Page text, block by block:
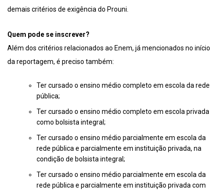
demais critérios de exigência do Prouni.
Quem pode se inscrever?
Além dos critérios relacionados ao Enem, já mencionados no início
da reportagem, é preciso também:
Ter cursado o ensino médio completo em escola da rede
pública;
Ter cursado o ensino médio completo em escola privada
como bolsista integral;
Ter cursado o ensino médio parcialmente em escola da
rede pública e parcialmente em instituição privada, na
condição de bolsista integral;
Ter cursado o ensino médio parcialmente em escola da
rede pública e parcialmente em instituição privada com